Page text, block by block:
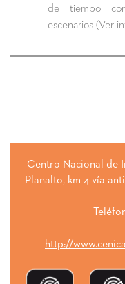
de tiempo
escenarios (Ver
Centro Nacional de
Planalto, km 4 vía
http://